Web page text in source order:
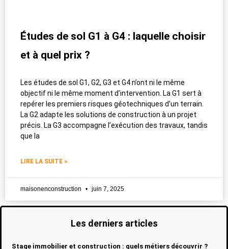
Études de sol G1 à G4 : laquelle choisir
et à quel prix ?
Les études de sol G1, G2, G3 et G4 n’ont ni le même
objectif ni le même moment d’intervention. La G1 sert à
repérer les premiers risques géotechniques d’un terrain.
La G2 adapte les solutions de construction à un projet
précis. La G3 accompagne l’exécution des travaux, tandis
que la
LIRE LA SUITE »
maisonenconstruction juin 7, 2025
Les derniers articles
Stage immobilier et construction : quels métiers découvrir ?